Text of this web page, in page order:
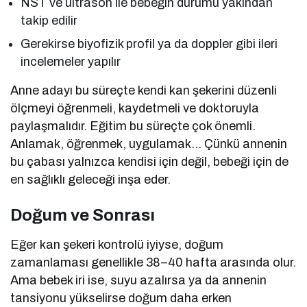
takip edilir
Gerekirse biyofizik profil ya da doppler gibi ileri
incelemeler yapılır
Anne adayı bu süreçte kendi kan şekerini düzenli
ölçmeyi öğrenmeli, kaydetmeli ve doktoruyla
paylaşmalıdır. Eğitim bu süreçte çok önemli.
Anlamak, öğrenmek, uygulamak… Çünkü annenin
bu çabası yalnızca kendisi için değil, bebeği için de
en sağlıklı geleceği inşa eder.
Doğum ve Sonrası
Eğer kan şekeri kontrolü iyiyse, doğum
zamanlaması genellikle 38–40 hafta arasında olur.
Ama bebek iri ise, suyu azalırsa ya da annenin
tansiyonu yükselirse doğum daha erken